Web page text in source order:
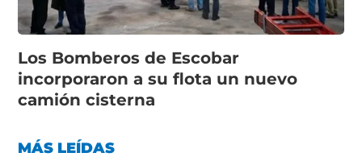
Los Bomberos de Escobar
incorporaron a su flota un nuevo
camión cisterna
MÁS LEÍDAS